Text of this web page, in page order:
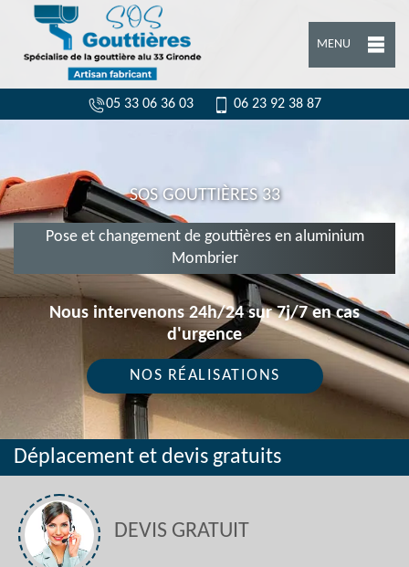
MENU
05 33 06 36 03 06 23 92 38 87
SOS GOUTTIÈRES 33
Pose et changement de gouttières en aluminium
Mombrier
Nous intervenons 24h/24 sur 7j/7 en cas
d'urgence
NOS RÉALISATIONS
Déplacement et devis gratuits
DEVIS GRATUIT